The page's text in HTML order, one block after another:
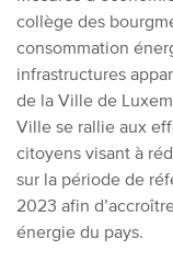
collège des
consommation
infrastructures
de la Ville de
Ville se rallie aux
citoyens visant à
sur la période de
2023 afin
énergie du pays.